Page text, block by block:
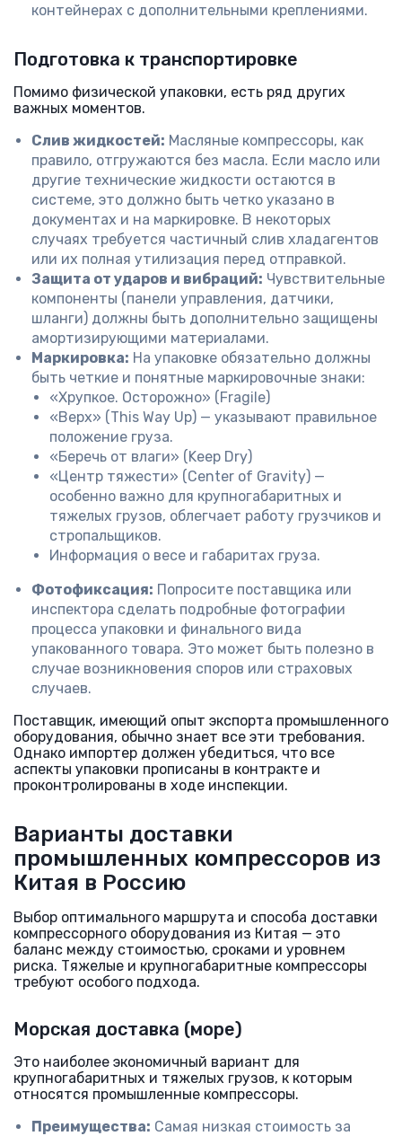
контейнерах с дополнительными креплениями.
Подготовка к транспортировке
Помимо физической упаковки, есть ряд других
важных моментов.
Слив жидкостей: Масляные компрессоры, как
правило, отгружаются без масла. Если масло или
другие технические жидкости остаются в
системе, это должно быть четко указано в
документах и на маркировке. В некоторых
случаях требуется частичный слив хладагентов
или их полная утилизация перед отправкой.
Защита от ударов и вибраций: Чувствительные
компоненты (панели управления, датчики,
шланги) должны быть дополнительно защищены
амортизирующими материалами.
Маркировка: На упаковке обязательно должны
быть четкие и понятные маркировочные знаки:
«Хрупкое. Осторожно» (Fragile)
«Верх» (This Way Up) — указывают правильное
положение груза.
«Беречь от влаги» (Keep Dry)
«Центр тяжести» (Center of Gravity) —
особенно важно для крупногабаритных и
тяжелых грузов, облегчает работу грузчиков и
стропальщиков.
Информация о весе и габаритах груза.
Фотофиксация: Попросите поставщика или
инспектора сделать подробные фотографии
процесса упаковки и финального вида
упакованного товара. Это может быть полезно в
случае возникновения споров или страховых
случаев.
Поставщик, имеющий опыт экспорта промышленного
оборудования, обычно знает все эти требования.
Однако импортер должен убедиться, что все
аспекты упаковки прописаны в контракте и
проконтролированы в ходе инспекции.
Варианты доставки
промышленных компрессоров из
Китая в Россию
Выбор оптимального маршрута и способа доставки
компрессорного оборудования из Китая — это
баланс между стоимостью, сроками и уровнем
риска. Тяжелые и крупногабаритные компрессоры
требуют особого подхода.
Морская доставка (море)
Это наиболее экономичный вариант для
крупногабаритных и тяжелых грузов, к которым
относятся промышленные компрессоры.
Преимущества: Самая низкая стоимость за